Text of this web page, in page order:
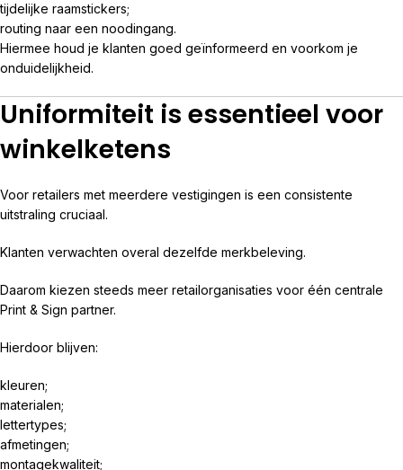
tijdelijke raamstickers;
routing naar een noodingang.
Hiermee houd je klanten goed geïnformeerd en voorkom je
onduidelijkheid.
Uniformiteit is essentieel voor
winkelketens
Voor retailers met meerdere vestigingen is een consistente
uitstraling cruciaal.
Klanten verwachten overal dezelfde merkbeleving.
Daarom kiezen steeds meer retailorganisaties voor één centrale
Print & Sign partner.
Hierdoor blijven:
kleuren;
materialen;
lettertypes;
afmetingen;
montagekwaliteit;